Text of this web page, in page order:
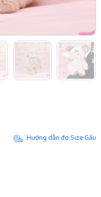
Hướng dẫn đo Size Gấu